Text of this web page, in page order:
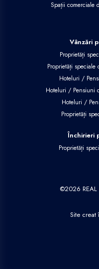
Spații comerciale
Vânzări
Proprietăți
Proprietăți
Hoteluri /
Hoteluri / Pensiuni
Hoteluri /
Proprietăți
Închirieri
Proprietăți
©2026
Site creat